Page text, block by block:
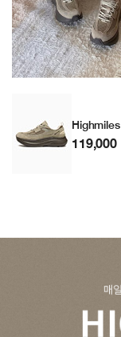
Highmiles
119,000